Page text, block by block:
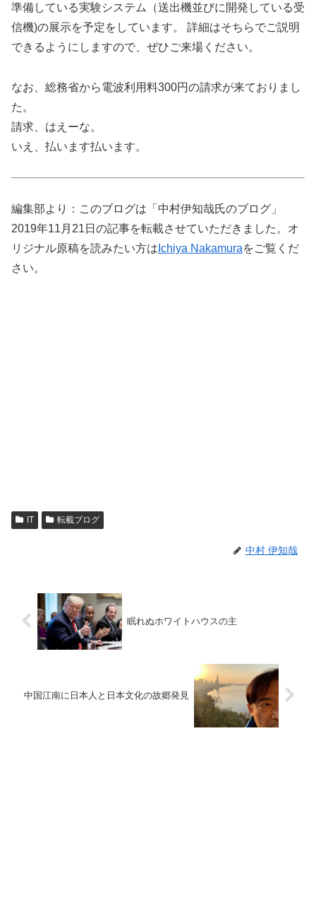
準備している実験システム（送出機並びに開発している受
信機)の展示を予定をしています。 詳細はそちらでご説明
できるようにしますので、ぜひご来場ください。
なお、総務省から電波利用料300円の請求が来ておりまし
た。
請求、はえーな。
いえ、払います払います。
編集部より：このブログは「中村伊知哉氏のブログ」
2019年11月21日の記事を転載させていただきました。オ
リジナル原稿を読みたい方は Ichiya Nakamuraをご覧くだ
さい。
IT 転載ブログ
中村 伊知哉
眠れぬホワイトハウスの主
中国江南に日本人と日本文化の故郷発見